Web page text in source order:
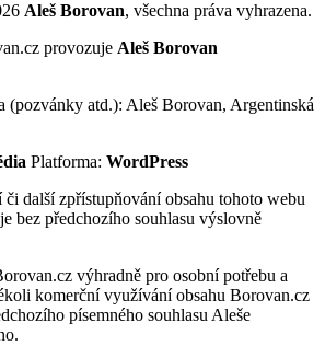
Aleš Borovan, všechna práva vyhrazena.
provozuje Aleš Borovan
(pozvánky atd.): Aleš Borovan, Argentinská
Platforma: WordPress
další zpřístupňování obsahu tohoto webu
bez předchozího souhlasu výslovně
výhradně pro osobní potřebu a
komerční využívání obsahu Borovan.cz
písemného souhlasu Aleše